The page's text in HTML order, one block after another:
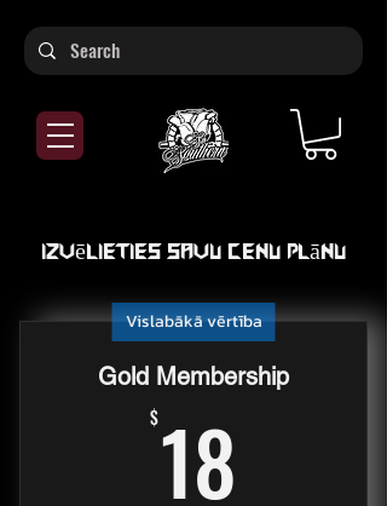
Izvēlieties savu cenu plānu
Vislabākā vērtība
Gold Membership
$18